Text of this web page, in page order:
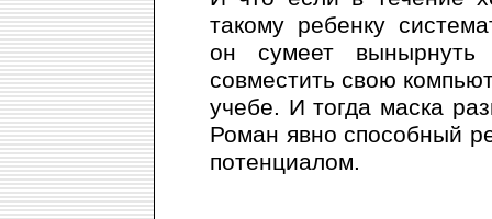
такому ребенку
он сумеет
совместить свою
учебе. И тогда маска
Роман явно способный
потенциалом.